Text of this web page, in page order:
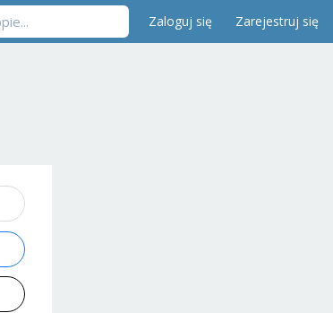
Zaloguj się Zarejestruj się